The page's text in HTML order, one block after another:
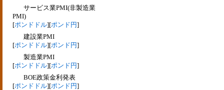
サービス業PMI(非製造業
PMI)
[ポンドドル][ポンド円]
建設業PMI
[ポンドドル][ポンド円]
製造業PMI
[ポンドドル][ポンド円]
BOE政策金利発表
[ポンドドル][ポンド円]